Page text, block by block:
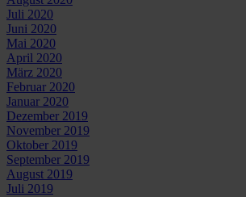
Juli 2020
Juni 2020
Mai 2020
April 2020
März 2020
Februar 2020
Januar 2020
Dezember 2019
November 2019
Oktober 2019
September 2019
August 2019
Juli 2019